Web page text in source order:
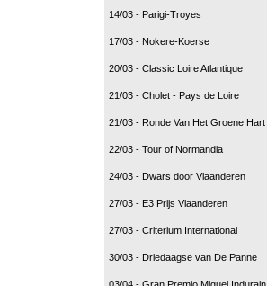
14/03 - Parigi-Troyes
17/03 - Nokere-Koerse
20/03 - Classic Loire Atlantique
21/03 - Cholet - Pays de Loire
21/03 - Ronde Van Het Groene Hart
22/03 - Tour of Normandia
24/03 - Dwars door Vlaanderen
27/03 - E3 Prijs Vlaanderen
27/03 - Criterium International
30/03 - Driedaagse van De Panne